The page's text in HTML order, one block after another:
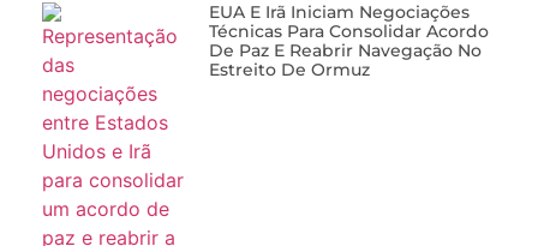
EUA E Irã Iniciam Negociações
Técnicas Para Consolidar Acordo
De Paz E Reabrir Navegação No
Estreito De Ormuz